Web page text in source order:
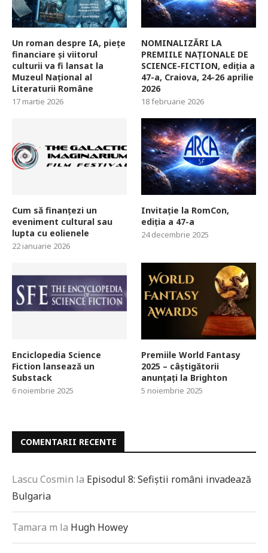
Un roman despre IA, piețe
financiare și viitorul
culturii va fi lansat la
Muzeul Național al
Literaturii Române
17 martie 2026
NOMINALIZĂRI LA
PREMIILE NAȚIONALE DE
SCIENCE-FICTION, ediția a
47-a, Craiova, 24-26 aprilie
2026
18 februarie 2026
Cum să finanțezi un
eveniment cultural sau
lupta cu eolienele
22 ianuarie 2026
Invitație la RomCon,
ediția a 47-a
24 decembrie 2025
Enciclopedia Science
Fiction lansează un
Substack
6 noiembrie 2025
Premiile World Fantasy
2025 – câștigătorii
anunțați la Brighton
5 noiembrie 2025
COMENTARII RECENTE
Lascu Cosmin la Episodul 8: Sefiștii români invadează
Bulgaria
Tamara m la Hugh Howey